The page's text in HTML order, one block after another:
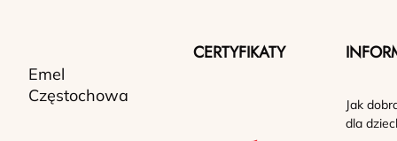
Emel
Częstochowa
CERTYFIKATY
Jak
dla